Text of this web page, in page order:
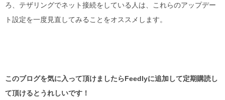
ろ、テザリングでネット接続をしている人は、これらのアップデー
ト設定を一度見直してみることをオススメします。
このブログを気に入って頂けましたらFeedlyに追加して定期購読し
て頂けるとうれしいです！